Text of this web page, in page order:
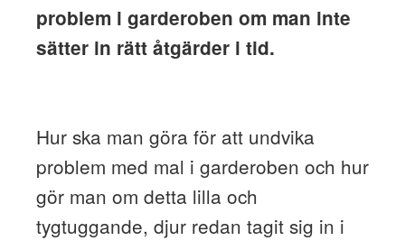
problem i garderoben om man inte
sätter in rätt åtgärder i tid.
Hur ska man göra för att undvika
problem med mal i garderoben och hur
gör man om detta lilla och
tygtuggande, djur redan tagit sig in i